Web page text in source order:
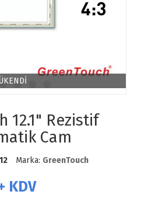
12.1" Rezistif
Cam
Marka: GreenTouch
KDV